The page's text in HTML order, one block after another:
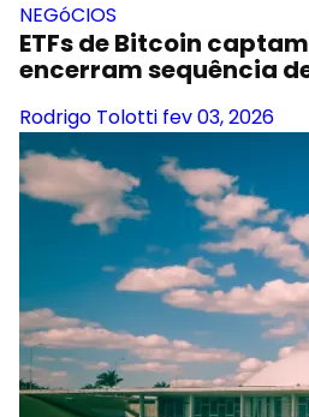
NEGóCIOS
ETFs de Bitcoin
encerram sequência
Rodrigo Tolotti fev 03, 2026